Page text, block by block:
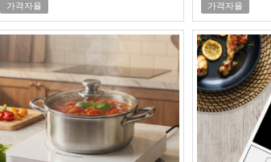
가격자율 가격자율